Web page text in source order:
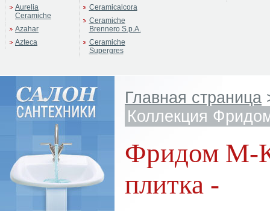
Aurelia
Ceramiche
Azahar
Azteca
Ceramicalcora
Ceramiche
Brennero S.p.A.
Ceramiche
Supergres
Главная страница
Коллекция
Фридом М-
плитка -